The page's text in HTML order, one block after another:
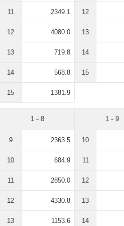
11 2349.1
12 4080.0
13 719.8
14 568.8
15 1381.9
12
13
14
15
1－8
9 2363.5
10 684.9
11 2850.0
12 4330.8
13 1153.6
1－9
10
11
12
13
14